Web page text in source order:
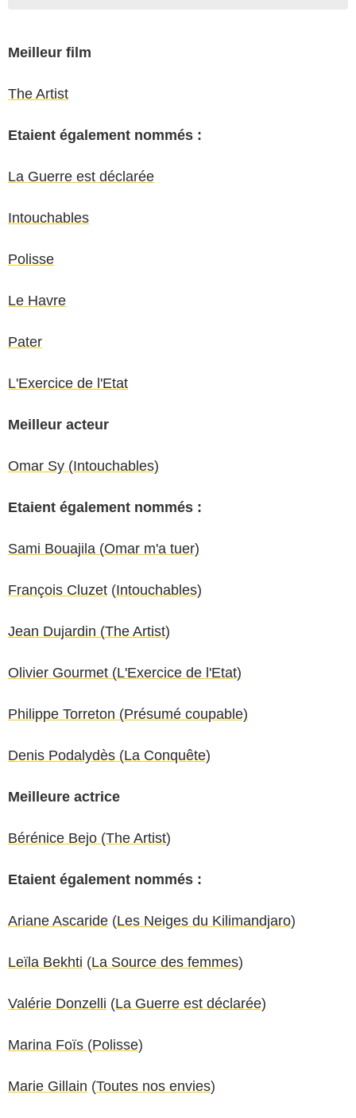
Meilleur film
The Artist
Etaient également nommés :
La Guerre est déclarée
Intouchables
Polisse
Le Havre
Pater
L'Exercice de l'Etat
Meilleur acteur
Omar Sy (Intouchables)
Etaient également nommés :
Sami Bouajila (Omar m'a tuer)
François Cluzet (Intouchables)
Jean Dujardin (The Artist)
Olivier Gourmet (L'Exercice de l'Etat)
Philippe Torreton (Présumé coupable)
Denis Podalydès (La Conquête)
Meilleure actrice
Bérénice Bejo (The Artist)
Etaient également nommés :
Ariane Ascaride (Les Neiges du Kilimandjaro)
Leïla Bekhti (La Source des femmes)
Valérie Donzelli (La Guerre est déclarée)
Marina Foïs (Polisse)
Marie Gillain (Toutes nos envies)